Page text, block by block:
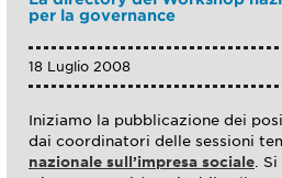
per la governance
18 Luglio 2008
Iniziamo la pubblicazione dei
dai coordinatori delle sessioni
nazionale sull’impresa sociale .